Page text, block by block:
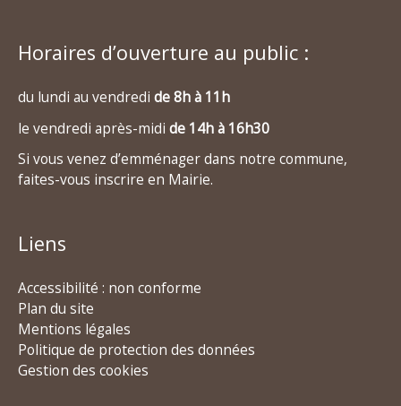
Horaires d’ouverture au public :
du lundi au vendredi de 8h à 11h
le vendredi après-midi de 14h à 16h30
Si vous venez d’emménager dans notre commune,
faites-vous inscrire en Mairie.
Liens
Accessibilité : non conforme
Plan du site
Mentions légales
Politique de protection des données
Gestion des cookies